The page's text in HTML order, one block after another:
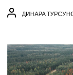
ДИНАРА